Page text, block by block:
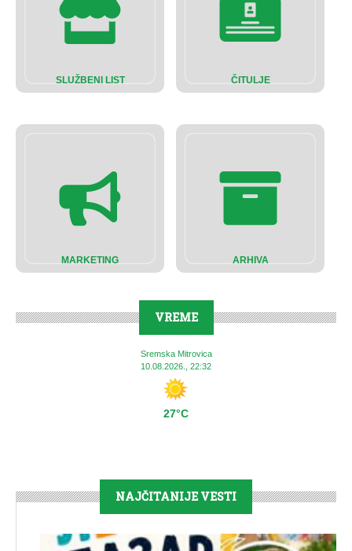
SLUŽBENI LIST ČITULJE
MARKETING ARHIVA
VREME
Sremska Mitrovica
10.08.2026., 22:32
27°C
NAJČITANIJE VESTI